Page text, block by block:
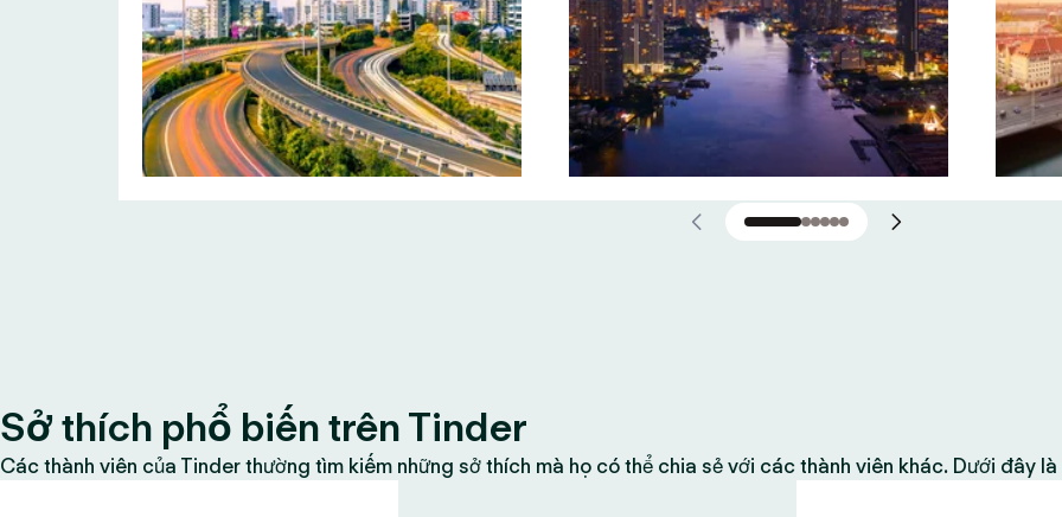
Sở thích phổ biến trên Tinder
Các thành viên của Tinder thường tìm kiếm những sở thích mà họ có thể chia sẻ với các thành viên khác. Dưới đây